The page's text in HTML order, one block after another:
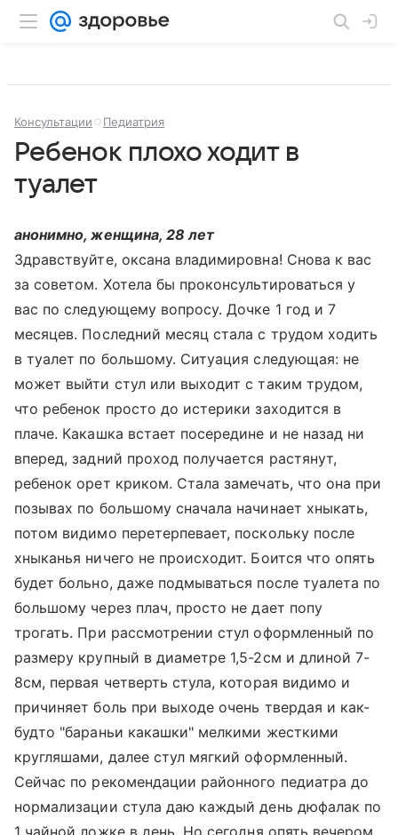
Консультации Педиатрия
Ребенок плохо ходит в
туалет
анонимно, женщина, 28 лет
Здравствуйте, оксана владимировна! Снова к вас
за советом. Хотела бы проконсультироваться у
вас по следующему вопросу. Дочке 1 год и 7
месяцев. Последний месяц стала с трудом ходить
в туалет по большому. Ситуация следующая: не
может выйти стул или выходит с таким трудом,
что ребенок просто до истерики заходится в
плаче. Какашка встает посередине и не назад ни
вперед, задний проход получается растянут,
ребенок орет криком. Стала замечать, что она при
позывах по большому сначала начинает хныкать,
потом видимо перетерпевает, поскольку после
хныканья ничего не происходит. Боится что опять
будет больно, даже подмываться после туалета по
большому через плач, просто не дает попу
трогать. При рассмотрении стул оформленный по
размеру крупный в диаметре 1,5-2см и длиной 7-
8см, первая четверть стула, которая видимо и
причиняет боль при выходе очень твердая и как-
будто "бараньи какашки" мелкими жесткими
кругляшами, далее стул мягкий оформленный.
Сейчас по рекомендации районного педиатра до
нормализации стула даю каждый день дюфалак по
1 чайной ложке в день. Но сегодня опять вечером